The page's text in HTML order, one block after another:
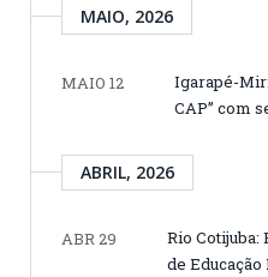
MAIO, 2026
MAIO 12
Igarapé-
CAP” com
ABRIL, 2026
ABR 29
Rio
de